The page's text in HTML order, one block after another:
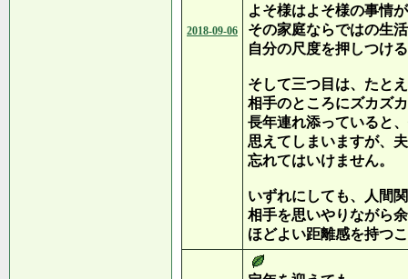
2018-09-06
よそ様はよそ様の事情
その家庭ならではの生
自分の尺度を押しつけ
そして三つ目は、たと
相手のところにズカズ
長年連れ添っていると
思えてしまいますが、
忘れてはいけません。
いずれにしても、人間
相手を思いやりながら
ほどよい距離感を持つ